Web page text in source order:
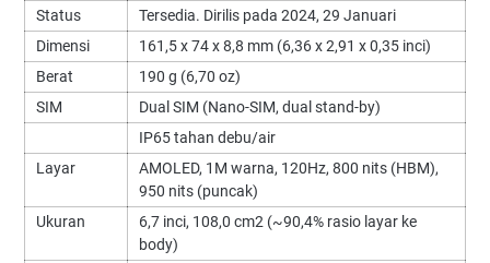
Status
Tersedia. Dirilis pada 2024, 29 Januari
Dimensi
161,5 x 74 x 8,8 mm (6,36 x 2,91 x 0,35 inci)
Berat
190 g (6,70 oz)
SIM
Dual SIM (Nano-SIM, dual stand-by)
IP65 tahan debu/air
Layar
AMOLED, 1M warna, 120Hz, 800 nits (HBM),
950 nits (puncak)
Ukuran
6,7 inci, 108,0 cm2 (~90,4% rasio layar ke
body)